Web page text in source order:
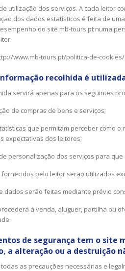
utilização dos serviços. A cada leitor
dos dados estatísticos é feita de
do site mb-tours.pt numa
www.mb-tours.pt/politica-de-cookies/
recolhida é
servirá apenas para os seguintes
de compras de bens e serviços;
que permitam perceber como
expectativas dos leitores;
personalização dos serviços para
pelo leitor serão utilizados
dados serão feitas mediante prévio
à venda, aluguer, partilha ou
de segurança tem o site
a alteração ou a destruição
as precauções necessárias e